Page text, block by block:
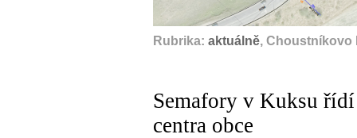
Rubrika: aktuálně, Choustníkovo
Semafory v Kuksu
centra obce